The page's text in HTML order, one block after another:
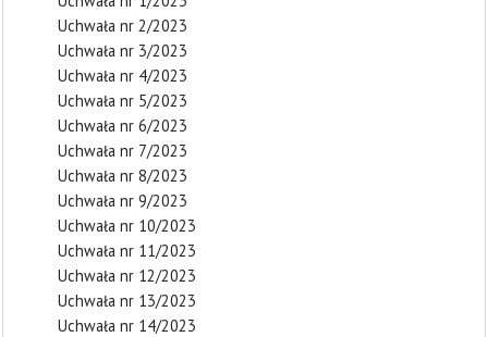
Uchwała nr 2/2023
Uchwała nr 3/2023
Uchwała nr 4/2023
Uchwała nr 5/2023
Uchwała nr 6/2023
Uchwała nr 7/2023
Uchwała nr 8/2023
Uchwała nr 9/2023
Uchwała nr 10/2023
Uchwała nr 11/2023
Uchwała nr 12/2023
Uchwała nr 13/2023
Uchwała nr 14/2023